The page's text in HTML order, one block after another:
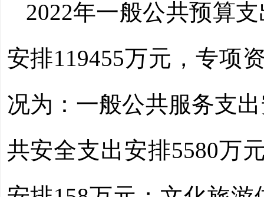
2022年一般公共预算
安排119455万元，专项
况为：一般公共服务支
共安全支出安排5580万